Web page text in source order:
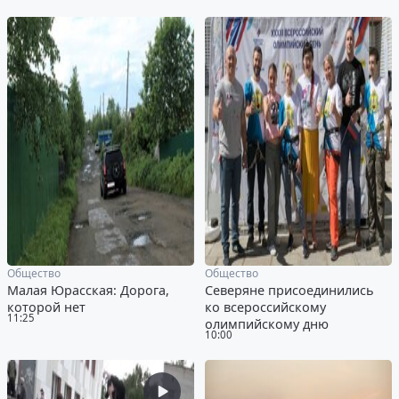
11:25
Общество
Малая Юрасская: Дорога,
которой нет
10:00
Общество
Северяне присоединились
ко всероссийскому
олимпийскому дню